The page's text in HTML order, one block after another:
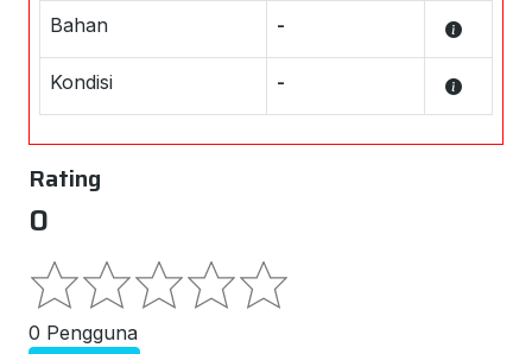
Bahan -
Kondisi -
Rating
0
0 Pengguna